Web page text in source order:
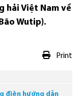
hải Việt Nam về
Wutip).
Print
điện hướng dẫn